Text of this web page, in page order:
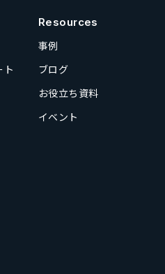
ト
Resources
事例
ブログ
お役立ち資料
イベント